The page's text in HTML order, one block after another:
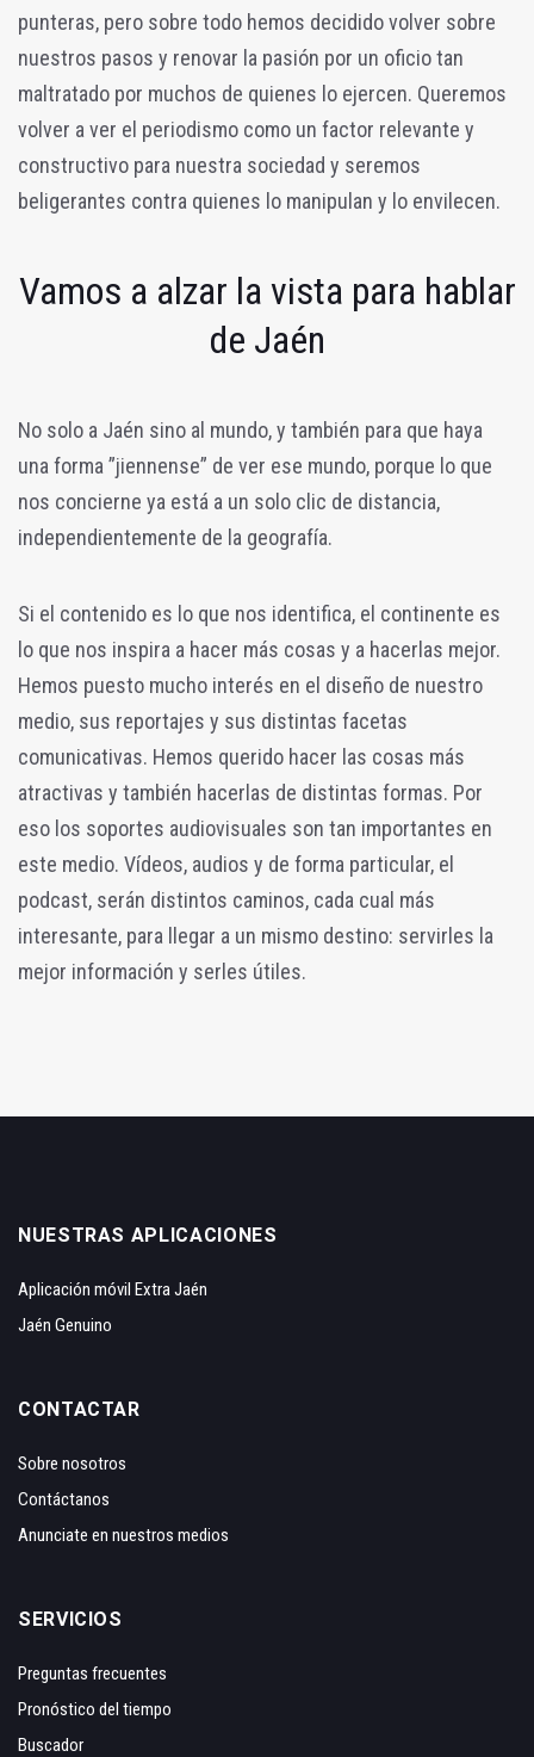
punteras, pero sobre todo hemos decidido volver sobre
nuestros pasos y renovar la pasión por un oficio tan
maltratado por muchos de quienes lo ejercen. Queremos
volver a ver el periodismo como un factor relevante y
constructivo para nuestra sociedad y seremos
beligerantes contra quienes lo manipulan y lo envilecen.
Vamos a alzar la vista para hablar
de Jaén
No solo a Jaén sino al mundo, y también para que haya
una forma ”jiennense” de ver ese mundo, porque lo que
nos concierne ya está a un solo clic de distancia,
independientemente de la geografía.
Si el contenido es lo que nos identifica, el continente es
lo que nos inspira a hacer más cosas y a hacerlas mejor.
Hemos puesto mucho interés en el diseño de nuestro
medio, sus reportajes y sus distintas facetas
comunicativas. Hemos querido hacer las cosas más
atractivas y también hacerlas de distintas formas. Por
eso los soportes audiovisuales son tan importantes en
este medio. Vídeos, audios y de forma particular, el
podcast, serán distintos caminos, cada cual más
interesante, para llegar a un mismo destino: servirles la
mejor información y serles útiles.
NUESTRAS APLICACIONES
Aplicación móvil Extra Jaén
Jaén Genuino
CONTACTAR
Sobre nosotros
Contáctanos
Anunciate en nuestros medios
SERVICIOS
Preguntas frecuentes
Pronóstico del tiempo
Buscador